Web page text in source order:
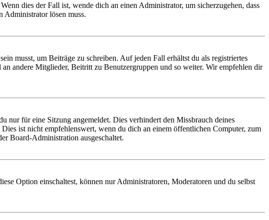
dies der Fall ist, wende dich an einen Administrator, um sicherzugehen, dass
Administrator lösen muss.
musst, um Beiträge zu schreiben. Auf jeden Fall erhältst du als registriertes
andere Mitglieder, Beitritt zu Benutzergruppen und so weiter. Wir empfehlen dir
nur für eine Sitzung angemeldet. Dies verhindert den Missbrauch deines
ist nicht empfehlenswert, wenn du dich an einem öffentlichen Computer, zum
Board-Administration ausgeschaltet.
Option einschaltest, können nur Administratoren, Moderatoren und du selbst